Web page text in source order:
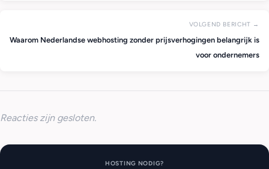
VOLGEND BERICHT →
Waarom Nederlandse webhosting zonder prijsverhogingen belangrijk is
voor ondernemers
Reacties zijn gesloten.
HOSTING NODIG?